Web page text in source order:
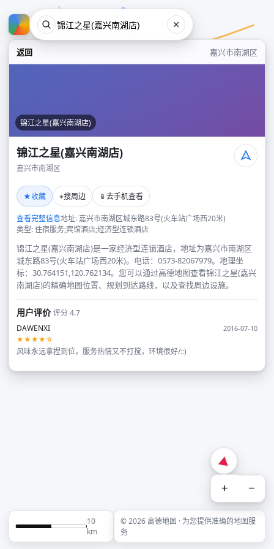
返回 嘉兴市南湖区
锦江之星(嘉兴南湖店)
锦江之星(嘉兴南湖店)
嘉兴市南湖区
★收藏 ⌖搜周边 📱 去手机查看
查看完整信息地址: 嘉兴市南湖区城东路83号(火车站广场西20米)
类型: 住宿服务;宾馆酒店;经济型连锁酒店
锦江之星(嘉兴南湖店)是一家经济型连锁酒店，地址为嘉兴市南湖区
城东路83号(火车站广场西20米)。电话：0573-82067979。地理坐
标：30.764151,120.762134。您可以通过高德地图查看锦江之星(嘉兴
南湖店)的精确地图位置、规划到达路线，以及查找周边设施。
用户评价评分 4.7
DAWENXI
2016-07-10
★★★★☆
风味永远拿捏到位，服务热情又不打搅，环境很好/::)
+ −
10
km
© 2026 高德地图 · 为您提供准确的地图服
务